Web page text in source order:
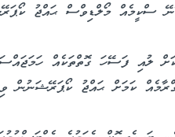
ސްކީމެއް މޯލްޑިވްސް ޙައްޖު
ލުއި ފަސޭހަ ގޮތްތަކެއް
ކަމަށް ޙައްޖު ކޯޕަރޭޝަނުން